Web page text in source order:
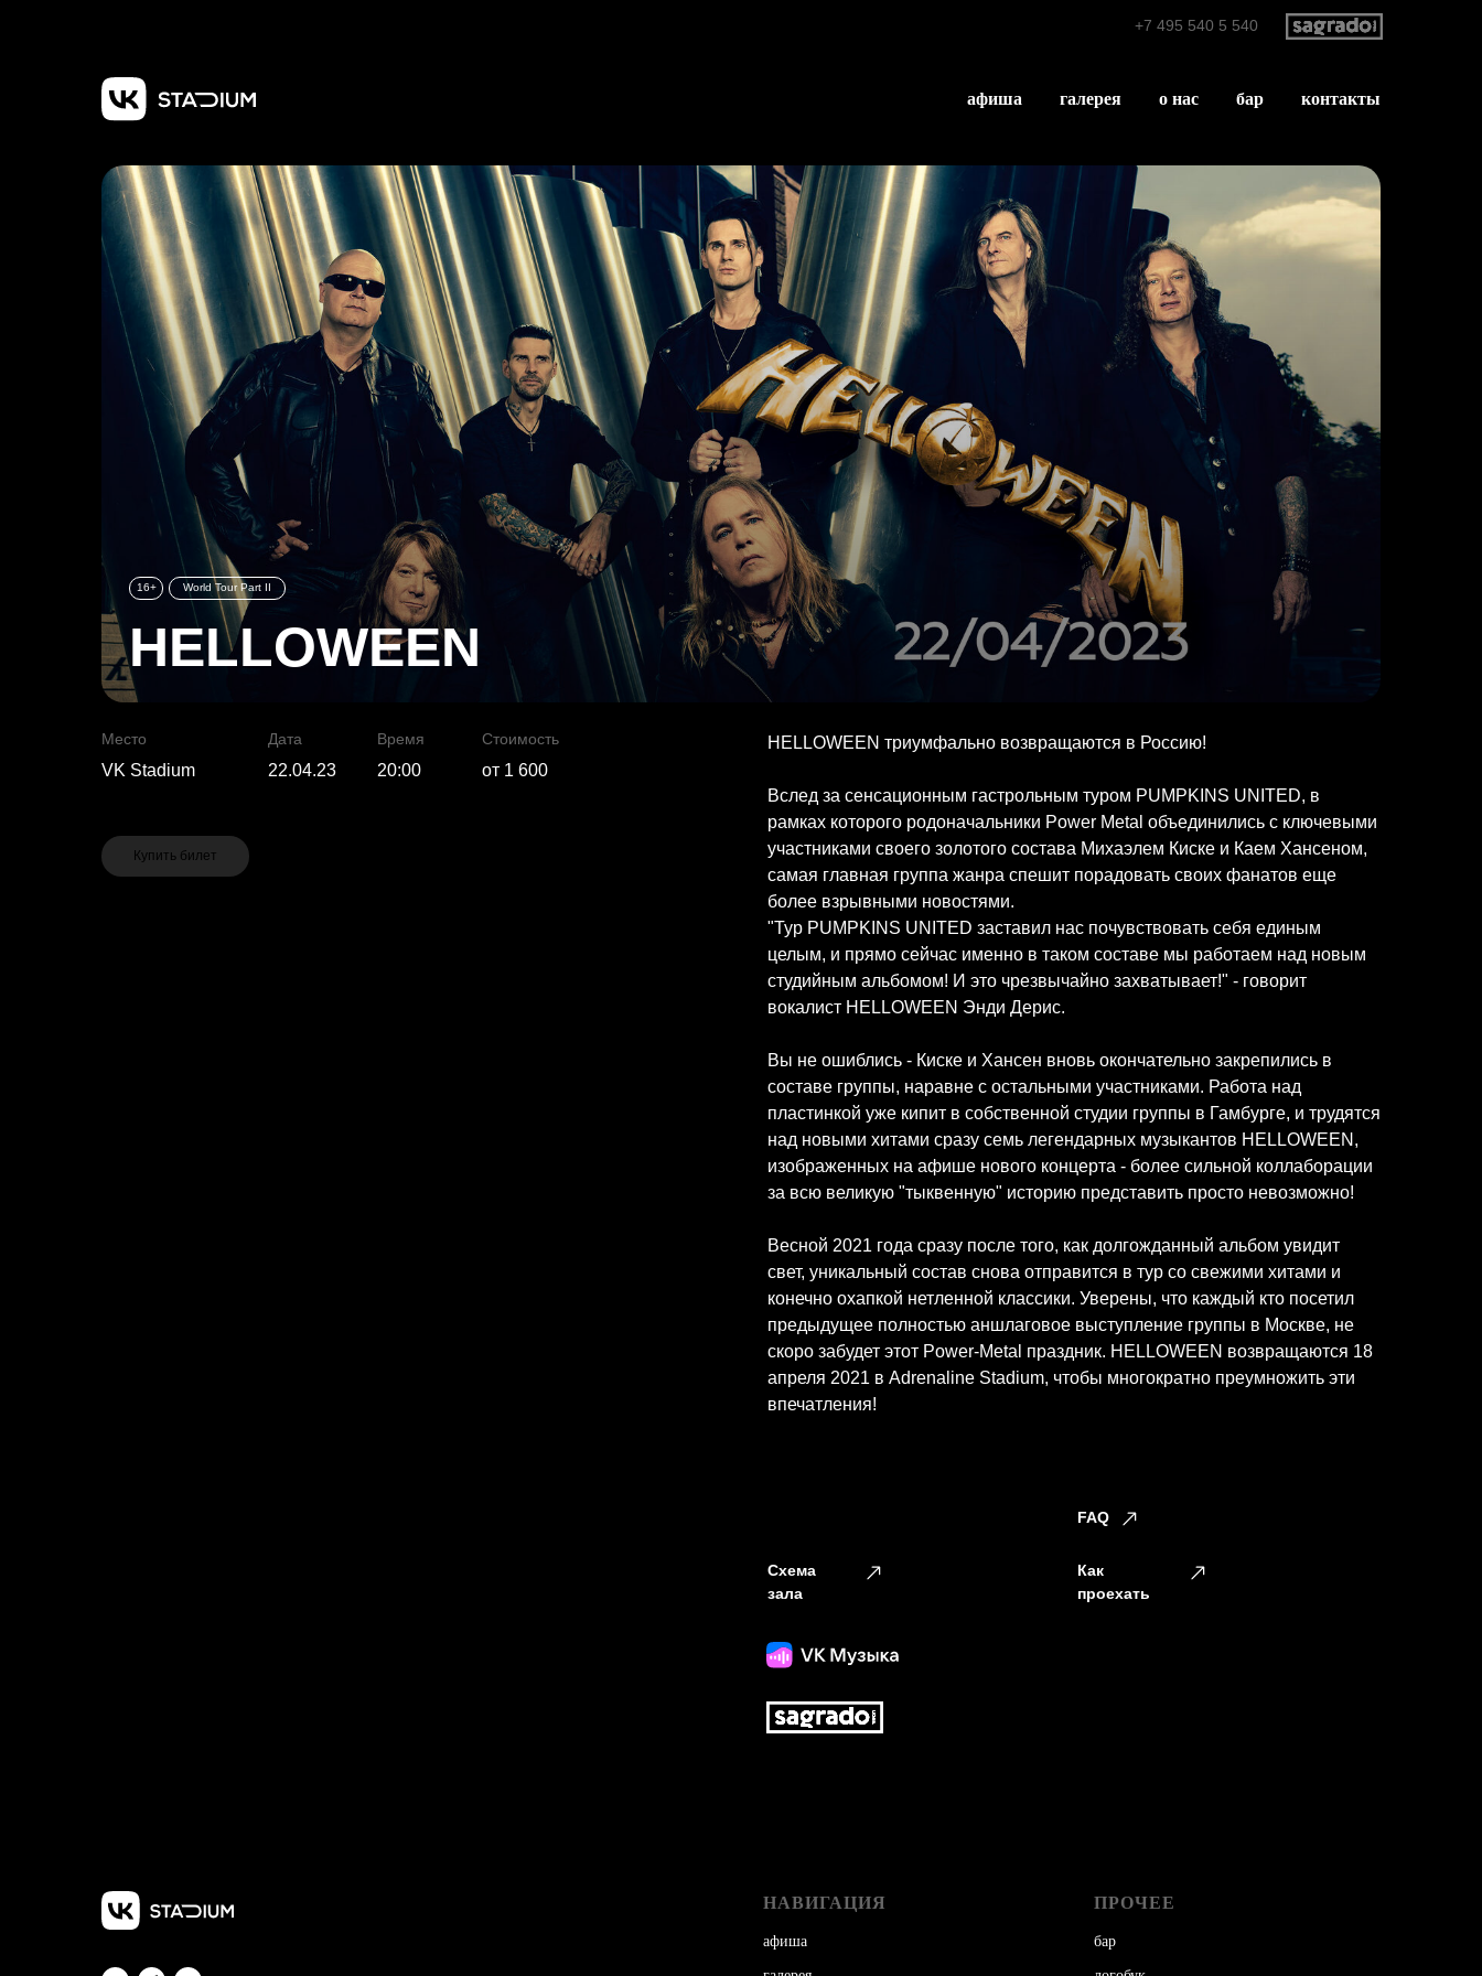
+7 495 540 5 540
афиша галерея о нас бар контакты
HELLOWEEN
16+ World Tour Part II
зала
Добавить в
календарь
проехать
HELLOWEEN триумфально возвращаются в Россию!
Вслед за сенсационным гастрольным туром PUMPKINS UNITED, в
рамках которого родоначальники Power Metal объединились с ключевыми
участниками своего золотого состава Михаэлем Киске и Каем Хансеном,
самая главная группа жанра спешит порадовать своих фанатов еще
более взрывными новостями.
"Тур PUMPKINS UNITED заставил нас почувствовать себя единым
целым, и прямо сейчас именно в таком составе мы работаем над новым
студийным альбомом! И это чрезвычайно захватывает!" - говорит
вокалист HELLOWEEN Энди Дерис.
Вы не ошиблись - Киске и Хансен вновь окончательно закрепились в
составе группы, наравне с остальными участниками. Работа над
пластинкой уже кипит в собственной студии группы в Гамбурге, и трудятся
над новыми хитами сразу семь легендарных музыкантов HELLOWEEN,
изображенных на афише нового концерта - более сильной коллаборации
за всю великую "тыквенную" историю представить просто невозможно!
Весной 2021 года сразу после того, как долгожданный альбом увидит
свет, уникальный состав снова отправится в тур со свежими хитами и
конечно охапкой нетленной классики. Уверены, что каждый кто посетил
предыдущее полностью аншлаговое выступление группы в Москве, не
скоро забудет этот Power-Metal праздник. HELLOWEEN возвращаются 18
апреля 2021 в Adrenaline Stadium, чтобы многократно преумножить эти
впечатления!
VK Stadium 22.04.23
Место
20:00
Дата
от 1 600
Время Стоимость
Купить билет
Схема
зала
Как
проехать
FAQ
НАВИГАЦИЯ
афиша
ПРОЧЕЕ
бар